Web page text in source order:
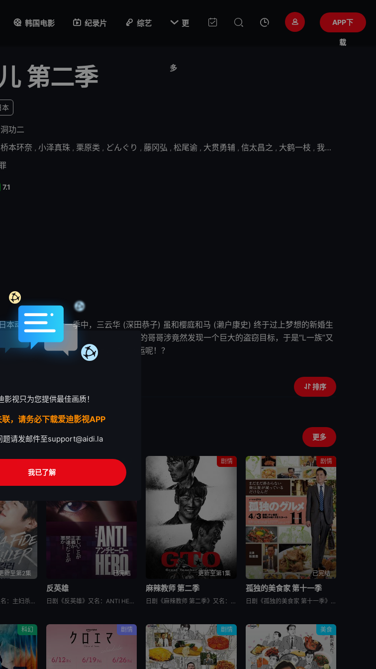
韩国电影 纪录片 综艺  更
多
APP下
载
第二季
本
洞功二
桥本环奈 , 小泽真珠 , 栗原类 , どんぐり , 藤冈弘 , 松尾谕 , 大贯勇辅 , 信太昌之 , 大鹤一枝 , 我修院达也
7.1
动作日剧。 新一季中，三云华 (深田恭子) 虽和樱庭和马 (濑户康史) 终于过上梦想的新婚生
在两人终于实现二人世界之际，小华的哥哥涉竟然发现一个巨大的盗窃目标，于是“L一族”又
子的小华，接下来会迎来怎么样的
命运呢！？
排序
更多
剧情
新至第2集
日剧《杀手妈咪》又名：主妇杀手,有夫之妇杀手,Married Woman Killer,A Bona Fide Killer,유부녀 킬러，讲述了：改编自同名漫画。35岁的俞宝娜过着相夫教子的普通生活
悬疑
已完结
反英雄
日剧《反英雄》又名：ANTI HERO,アンチヒーロー，讲述了：本剧超越了“律政电视剧”的框架，通过长谷川博己饰演的反英雄，向观众传达“正义到底是什么?”“被认为是世上的恶，真的是坏事吗?”，以快速的
剧情
更新至第1集
麻辣教师 第二季
日剧《麻辣教师 第二季》又名：GTO 2,GTO 続編，讲述了：故事背景设定在由大型企业出资设立的私立诚进学园。在这个推崇数字化管理、师生评价透明化的“令和教育现场”，52岁的鬼塚英吉将出任班主任。面
剧情
已完结
孤独的美食家 第十一季
日剧《孤独的美食家 第十一季》又名：孤独のグルメ Season11，讲述了：《孤独的美食家》 第11季宣布回归，定档4月3日开播。这也是继2022年10月第10季播出以来，该系列时隔三年半再次推出新一
科幻 剧情 剧情 美食
影视只为您提供最佳画质！
联，请务必下载爱迪影视APP
题请发邮件至support@aidi.la
我已了解